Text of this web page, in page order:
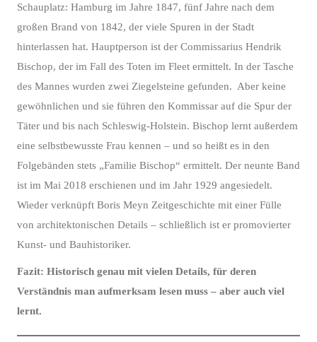
Schauplatz: Hamburg im Jahre 1847, fünf Jahre nach dem
großen Brand von 1842, der viele Spuren in der Stadt
hinterlassen hat. Hauptperson ist der Commissarius Hendrik
Bischop, der im Fall des Toten im Fleet ermittelt. In der Tasche
des Mannes wurden zwei Ziegelsteine gefunden. Aber keine
gewöhnlichen und sie führen den Kommissar auf die Spur der
Täter und bis nach Schleswig-Holstein. Bischop lernt außerdem
eine selbstbewusste Frau kennen – und so heißt es in den
Folgebänden stets „Familie Bischop“ ermittelt. Der neunte Band
ist im Mai 2018 erschienen und im Jahr 1929 angesiedelt.
Wieder verknüpft Boris Meyn Zeitgeschichte mit einer Fülle
von architektonischen Details – schließlich ist er promovierter
Kunst- und Bauhistoriker.
Fazit: Historisch genau mit vielen Details, für deren
Verständnis man aufmerksam lesen muss – aber auch viel
lernt.